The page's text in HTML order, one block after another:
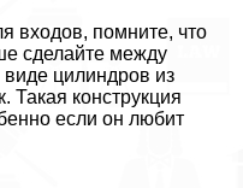
входов, помните, что
сделайте между
цилиндров из
Такая конструкция
если он любит